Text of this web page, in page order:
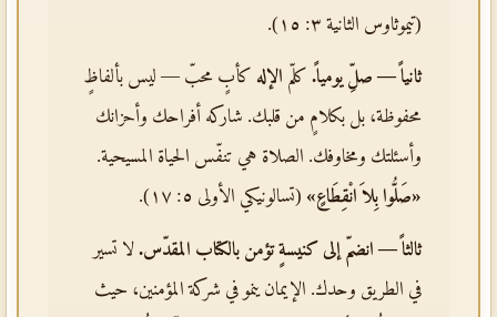
(تيموثاوس الثانية ٣: ١٥).
ثانياً — صلِّ يومياً. كلّم الإله كأبٍ محبّ — ليس بألفاظٍ
محفوظة، بل بكلامٍ من قلبك. شاركه أفراحك وأحزانك
وأسئلتك ومخاوفك. الصلاة هي تنفّس الحياة المسيحية.
«صَلُّوا بِلاَ انْقِطَاعٍ» (تسالونيكي الأولى ٥: ١٧).
ثالثاً — انضمّ إلى كنيسةٍ تؤمن بالكتاب المقدّس. لا تسير
في الطريق وحدك. الإيمان ينمو في شركة المؤمنين، حيث